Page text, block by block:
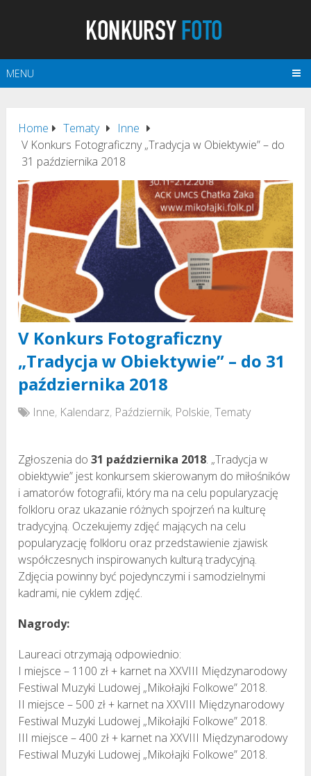
MENU
Home Tematy
Inne
V Konkurs Fotograficzny „Tradycja w Obiektywie” – do
31 października 2018
V Konkurs Fotograficzny
„Tradycja w Obiektywie” – do 31
października 2018
Inne, Kalendarz, Październik, Polskie,Tematy
Zgłoszenia do31 października 2018. „Tradycja w
obiektywie” jest konkursem skierowanym do miłośników
i amatorów fotografii, który ma na celu popularyzację
folkloru oraz ukazanie różnych spojrzeń na kulturę
tradycyjną. Oczekujemy zdjęć mających na celu
popularyzację folkloru oraz przedstawienie zjawisk
współczesnych inspirowanych kulturą tradycyjną.
Zdjęcia powinny być pojedynczymi i samodzielnymi
kadrami, nie cyklem zdjęć.
Nagrody:
Laureaci otrzymają odpowiednio:
I miejsce – 1100 zł + karnet na XXVIII Międzynarodowy
Festiwal Muzyki Ludowej „Mikołajki Folkowe” 2018.
II miejsce – 500 zł + karnet na XXVIII Międzynarodowy
Festiwal Muzyki Ludowej „Mikołajki Folkowe” 2018.
III miejsce – 400 zł + karnet na XXVIII Międzynarodowy
Festiwal Muzyki Ludowej „Mikołajki Folkowe” 2018.